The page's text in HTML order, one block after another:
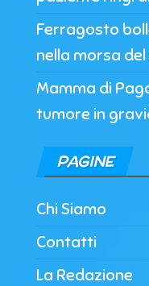
Ferragosto
nella morsa
Mamma di
tumore in
PAGINE
Chi Siamo
Contatti
La Redazione